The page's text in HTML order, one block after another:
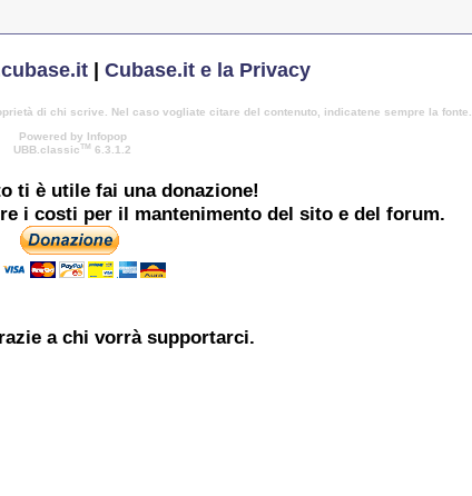
| Cubase.it e la Privacy
di chi scrive. Nel caso vogliate citare del contenuto, indicatene sempre la fonte.
Powered by Infopop
UBB.classicTM 6.3.1.2
ti è utile fai una donazione!
i costi per il mantenimento del sito e del forum.
a chi vorrà supportarci.